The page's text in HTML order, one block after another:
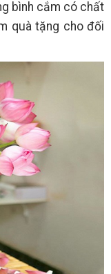
bình cắm có chất
quà tặng cho đối